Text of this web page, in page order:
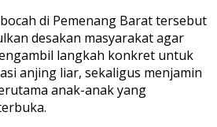
di Pemenang Barat tersebut
desakan masyarakat agar
langkah konkret untuk
anjing liar, sekaligus menjamin
anak-anak yang